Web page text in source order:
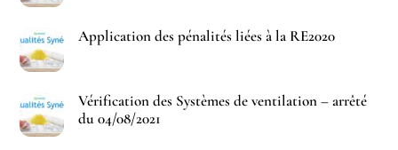
Application des pénalités liées à la RE2020
Vérification des Systèmes de ventilation – arrêté
du 04/08/2021